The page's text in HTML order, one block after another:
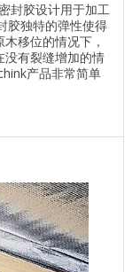
封胶设计用于加工
胶独特的弹性使得
移位的情况下，
没有裂缝增加的情
产品非常简单
木材，技术干燥
质表面，确保高